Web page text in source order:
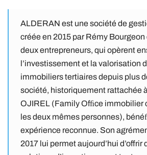
ALDERAN est une société de
créée en 2015 par Rémy
deux entrepreneurs, qui opèrent
l’investissement et la valorisation
immobiliers tertiaires depuis plus
société, historiquement rattachée
OJIREL (Family Ofﬁce immobilier
les deux mêmes personnes),
expérience reconnue. Son
2017 lui permet aujourd’hui d’offrir